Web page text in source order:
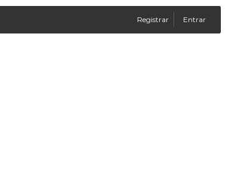
Registrar Entrar